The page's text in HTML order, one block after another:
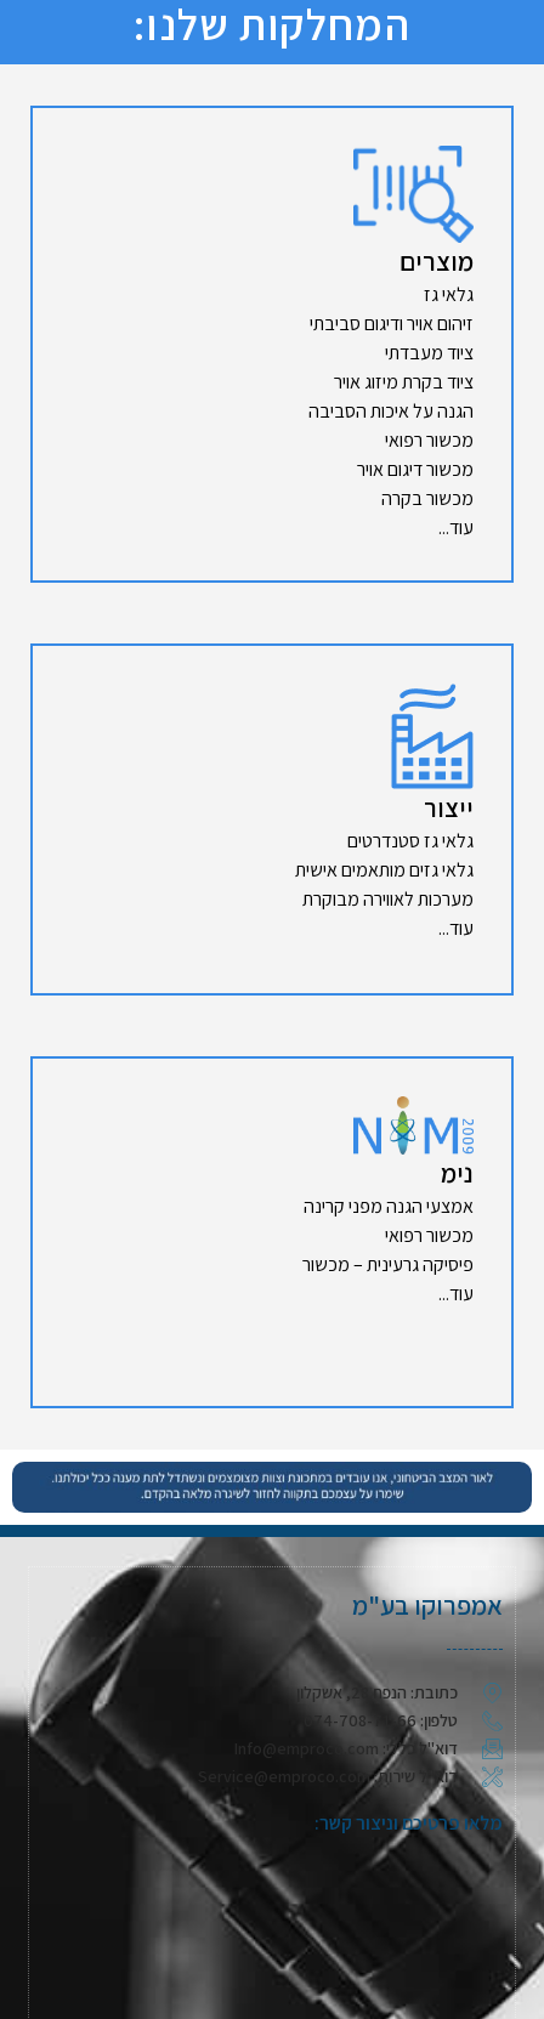
המחלקות שלנו:
מוצרים
גלאי גז
זיהום אויר ודיגום סביבתי
ציוד מעבדתי
ציוד בקרת מיזוג אויר
הגנה על איכות הסביבה
מכשור רפואי
מכשור דיגום אויר
מכשור בקרה
עוד...
ייצור
גלאי גז סטנדרטים
גלאי גזים מותאמים אישית
מערכות לאווירה מבוקרת
עוד...
נימ
אמצעי הגנה מפני קרינה
מכשור רפואי
פיסיקה גרעינית – מכשור
עוד...
אמפרוקו בע"מ
כתובת: הנפח 28, אשקלון
טלפון: 074-708-71-66
דוא"ל כללי: Info@emproco.com
דוא"ל שירות: Service@emproco.com
מלאו פרטיכם וניצור קשר: